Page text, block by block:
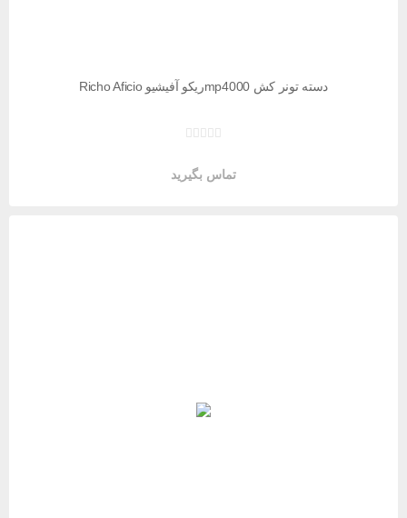
دسته تونر کش mp4000ریکو آفیشیو Richo Aficio
تماس بگیرید